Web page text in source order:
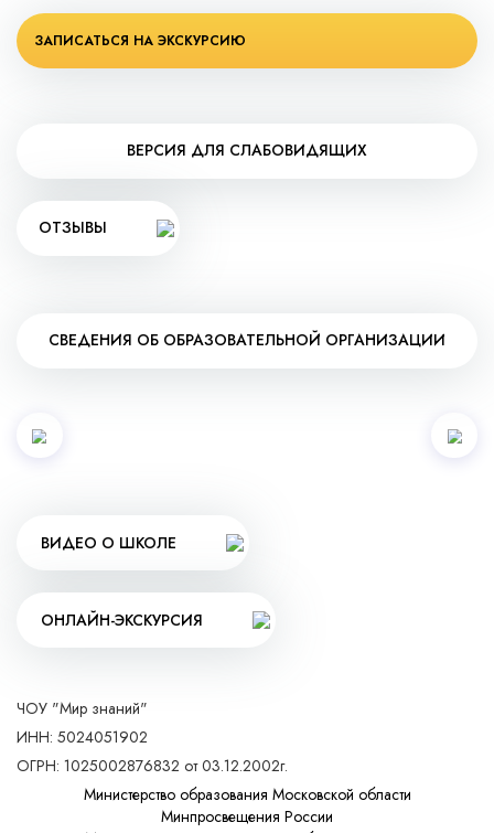
ЗАПИСАТЬСЯ НА ЭКСКУРСИЮ
ВЕРСИЯ ДЛЯ СЛАБОВИДЯЩИХ
ОТЗЫВЫ
СВЕДЕНИЯ ОБ ОБРАЗОВАТЕЛЬНОЙ ОРГАНИЗАЦИИ
ВИДЕО О ШКОЛЕ
ОНЛАЙН-ЭКСКУРСИЯ
ЧОУ "Мир знаний"
ИНН: 5024051902
ОГРН: 1025002876832 от 03.12.2002г.
Министерство образования Московской области
Минпросвещения России